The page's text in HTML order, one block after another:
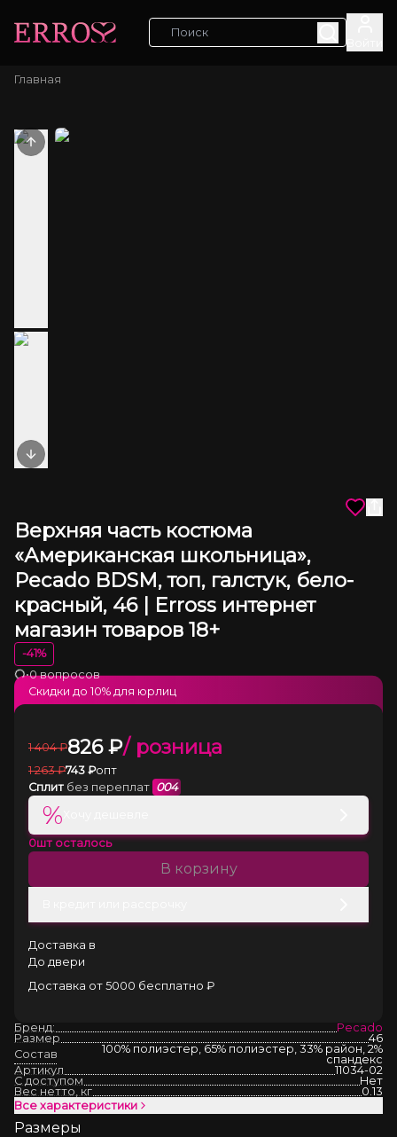
Главная
Previous slide
Next slide
Верхняя часть костюма
«Американская школьница»,
Pecado BDSM, топ, галстук, бело-
красный, 46 | Erross интернет
магазин товаров 18+
-41%
Загрузка
•0 вопросов
1 404 ₽826₽/ розница
1 263 ₽743 ₽опт
Сплит без переплат 004
%
0шт осталось
В корзину
Доставка в
До двери
Доставка от 5000 бесплатно ₽
Скидки до 10% для юрлиц
Бренд:
Pecado
Размер
46
Состав
100% полиэстер, 65% полиэстер, 33% район, 2%
спандекс
Артикул
11034-02
С доступом
Нет
Вес нетто, кг
0.13
Все характеристики
Размеры